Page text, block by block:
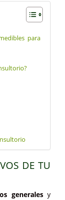
para
de tu
generalesy